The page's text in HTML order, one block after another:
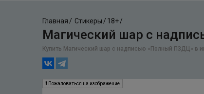
Главная Стикеры 18+
Магический шар с
Купить Магический шар с надписью «Полный ПЗДЦ» в
Пожаловаться на изображение